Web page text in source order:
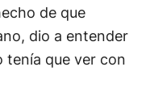
de que
dio a entender
tenía que ver con